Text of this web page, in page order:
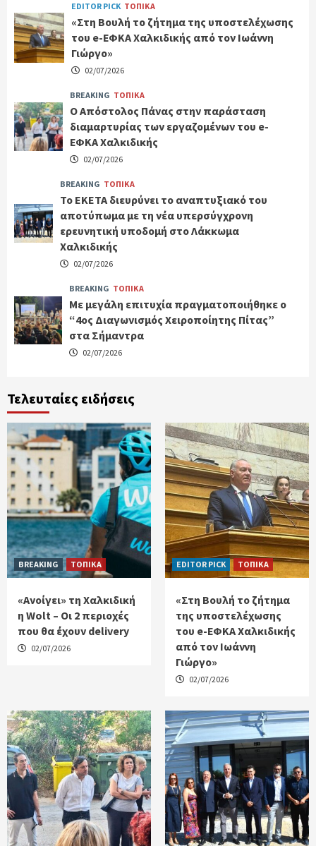
EDITOR PICK ΤΟΠΙΚΑ
«Στη Βουλή το ζήτημα της υποστελέχωσης
του e-ΕΦΚΑ Χαλκιδικής από τον Ιωάννη
Γιώργο»
02/07/2026
BREAKING ΤΟΠΙΚΑ
Ο Απόστολος Πάνας στην παράσταση
διαμαρτυρίας των εργαζομένων του e-
ΕΦΚΑ Χαλκιδικής
02/07/2026
BREAKING ΤΟΠΙΚΑ
Το ΕΚΕΤΑ διευρύνει το αναπτυξιακό του
αποτύπωμα με τη νέα υπερσύγχρονη
ερευνητική υποδομή στο Λάκκωμα
Χαλκιδικής
02/07/2026
BREAKING ΤΟΠΙΚΑ
Με μεγάλη επιτυχία πραγματοποιήθηκε ο
“4ος Διαγωνισμός Χειροποίητης Πίτας”
στα Σήμαντρα
02/07/2026
Τελευταίες ειδήσεις
BREAKING ΤΟΠΙΚΑ
«Ανοίγει» τη Χαλκιδική
η Wolt – Οι 2 περιοχές
που θα έχουν delivery
02/07/2026
EDITOR PICK ΤΟΠΙΚΑ
«Στη Βουλή το ζήτημα
της υποστελέχωσης
του e-ΕΦΚΑ Χαλκιδικής
από τον Ιωάννη
Γιώργο»
02/07/2026